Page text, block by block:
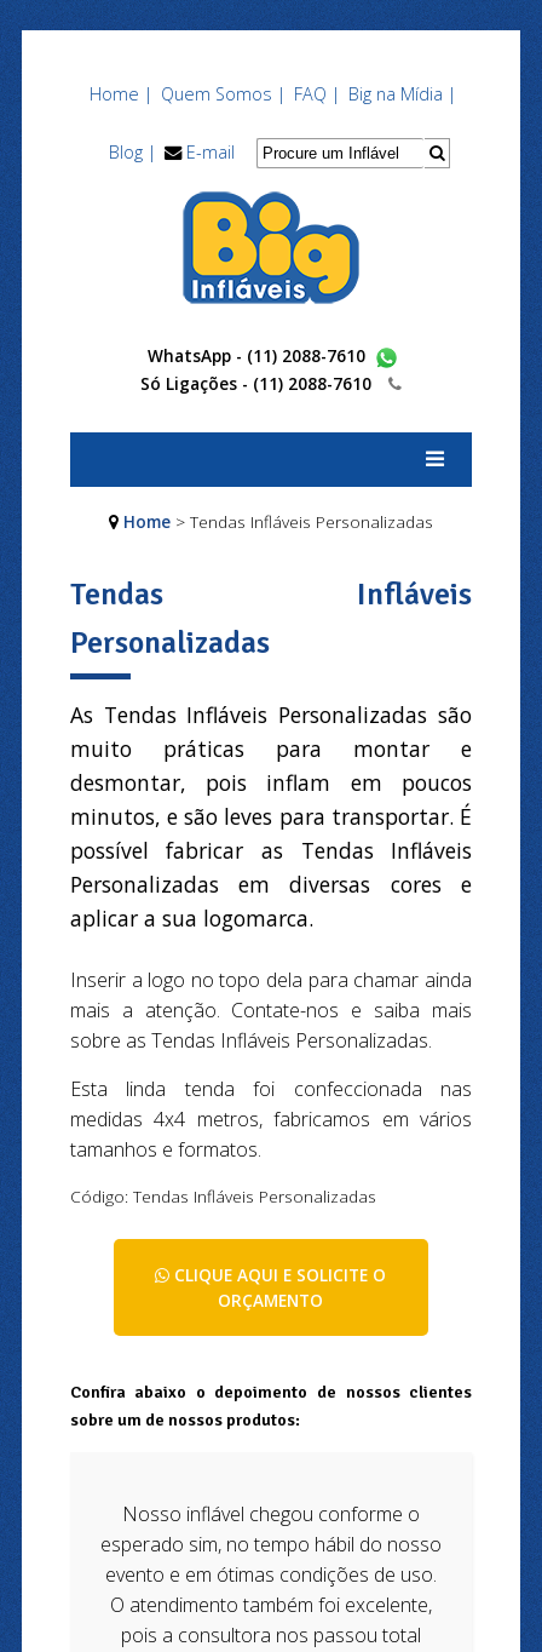
Home | Quem Somos | FAQ | Big na Mídia |
Blog | E-mail
WhatsApp - (11) 2088-7610
Só Ligações - (11) 2088-7610
Home> Tendas Infláveis Personalizadas
Tendas Infláveis
Personalizadas
As Tendas Infláveis Personalizadas são
muito práticas para montar e
desmontar, pois inflam em poucos
minutos, e são leves para transportar. É
possível fabricar as Tendas Infláveis
Personalizadas em diversas cores e
aplicar a sua logomarca.
Inserir a logo no topo dela para chamar ainda
mais a atenção. Contate-nos e saiba mais
sobre as Tendas Infláveis Personalizadas.
Esta linda tenda foi confeccionada nas
medidas 4x4 metros, fabricamos em vários
tamanhos e formatos.
Código: Tendas Infláveis Personalizadas
CLIQUE AQUI E SOLICITE O
ORÇAMENTO
Confira abaixo o depoimento de nossos clientes
sobre um de nossos produtos:
Nosso inflável chegou conforme o
esperado sim, no tempo hábil do nosso
evento e em ótimas condições de uso.
O atendimento também foi excelente,
pois a consultora nos passou total